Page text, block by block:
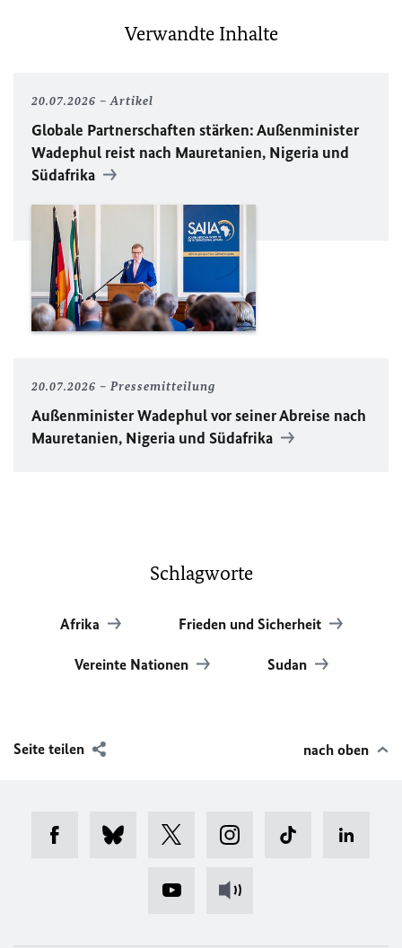
Verwandte Inhalte
20.07.2026 Artikel
Globale Partnerschaften stärken: Außenminister
Wadephul reist nach Mauretanien, Nigeria und
Südafrika
20.07.2026 Pressemitteilung
Außenminister Wadephul vor seiner Abreise nach
Mauretanien, Nigeria und Südafrika
Schlagworte
Afrika Frieden und Sicherheit
Vereinte Nationen Sudan
Seite teilen nach oben